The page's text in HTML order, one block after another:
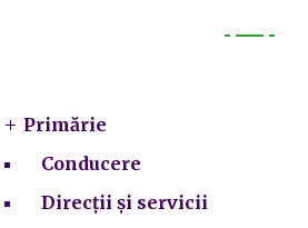
Primărie
Conducere
Direcții și servicii